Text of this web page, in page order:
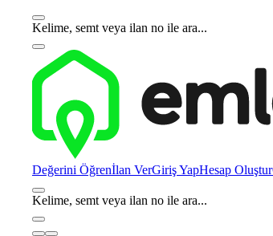
Kelime, semt veya ilan no ile ara...
Değerini Öğrenİlan VerGiriş YapHesap Oluştur
Kelime, semt veya ilan no ile ara...